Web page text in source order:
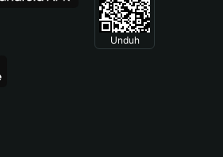
Unduh